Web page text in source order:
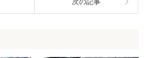
次の記事